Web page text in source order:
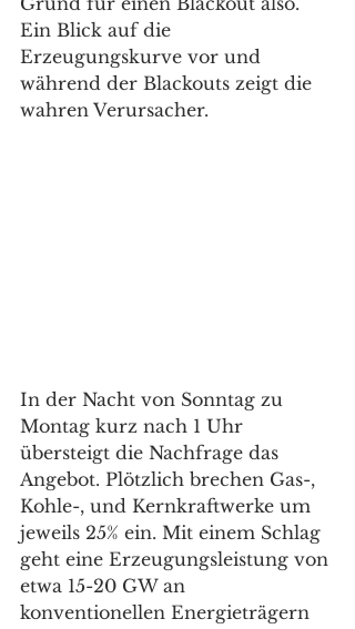
Ein Blick auf die
Erzeugungskurve vor und
während der Blackouts zeigt die
wahren Verursacher.
In der Nacht von Sonntag zu
Montag kurz nach 1 Uhr
übersteigt die Nachfrage das
Angebot. Plötzlich brechen Gas-,
Kohle-, und Kernkraftwerke um
jeweils 25% ein. Mit einem Schlag
geht eine Erzeugungsleistung von
etwa 15-20 GW an
konventionellen Energieträgern